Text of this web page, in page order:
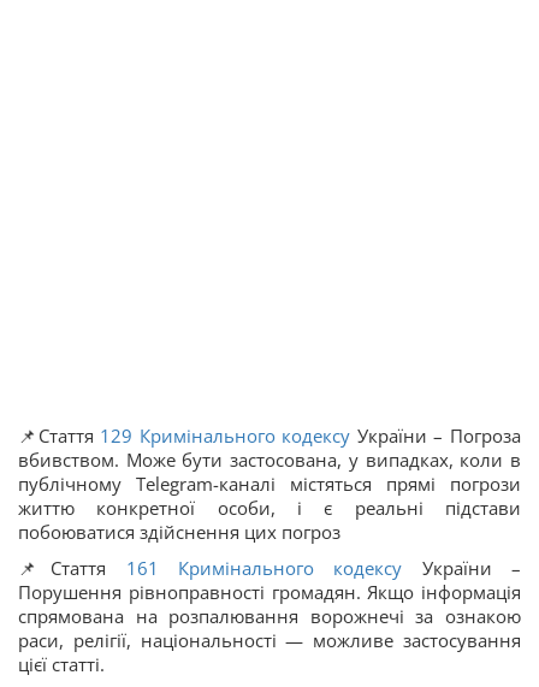
📌Стаття 129 Кримінального кодексу України – Погроза
вбивством. Може бути застосована, у випадках, коли в
публічному Telegram-каналі містяться прямі погрози
життю конкретної особи, і є реальні підстави
побоюватися здійснення цих погроз
📌Стаття 161 Кримінального кодексу України –
Порушення рівноправності громадян. Якщо інформація
спрямована на розпалювання ворожнечі за ознакою
раси, релігії, національності — можливе застосування
цієї статті.